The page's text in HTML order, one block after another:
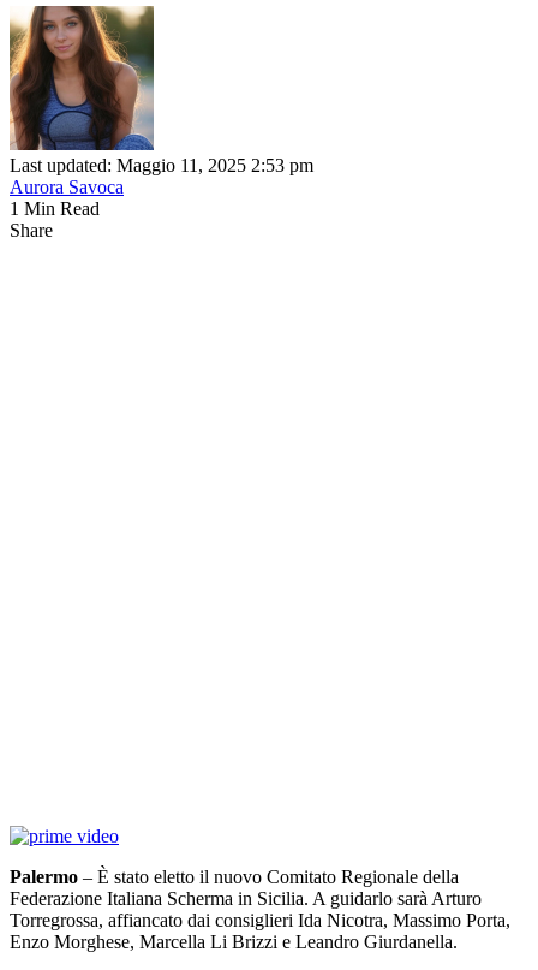
Last updated: Maggio 11, 2025 2:53 pm
Aurora Savoca
1 Min Read
Share
Palermo – È stato eletto il nuovo Comitato Regionale della
Federazione Italiana Scherma in Sicilia. A guidarlo sarà Arturo
Torregrossa, affiancato dai consiglieri Ida Nicotra, Massimo Porta,
Enzo Morghese, Marcella Li Brizzi e Leandro Giurdanella.